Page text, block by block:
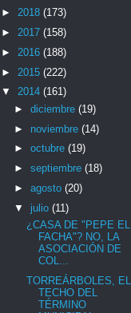
► 2018 (173)
► 2017 (158)
► 2016 (188)
► 2015 (222)
▼ 2014 (161)
► diciembre (19)
► noviembre (14)
► octubre (19)
► septiembre (18)
► agosto (20)
▼ julio (11)
¿CASA DE "PEPE EL
FACHA"? NO, LA
ASOCIACIÓN DE
COL...
TORREÁRBOLES, EL
TECHO DEL
TÉRMINO